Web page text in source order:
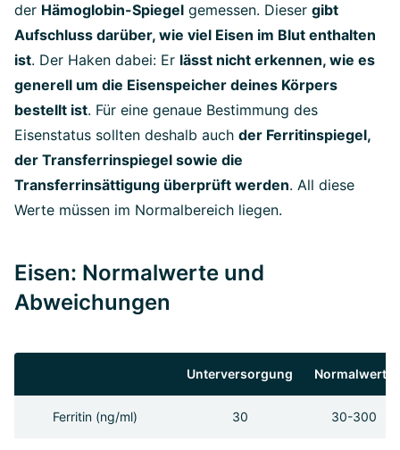
der Hämoglobin-Spiegel gemessen. Dieser gibt
Aufschluss darüber, wie viel Eisen im Blut enthalten
ist. Der Haken dabei: Er lässt nicht erkennen, wie es
generell um die Eisenspeicher deines Körpers
bestellt ist. Für eine genaue Bestimmung des
Eisenstatus sollten deshalb auch der Ferritinspiegel,
der Transferrinspiegel sowie die
Transferrinsättigung überprüft werden. All diese
Werte müssen im Normalbereich liegen.
Eisen: Normalwerte und
Abweichungen
Unterversorgung Normalwerte
Ferritin (ng/ml) 30 30-300